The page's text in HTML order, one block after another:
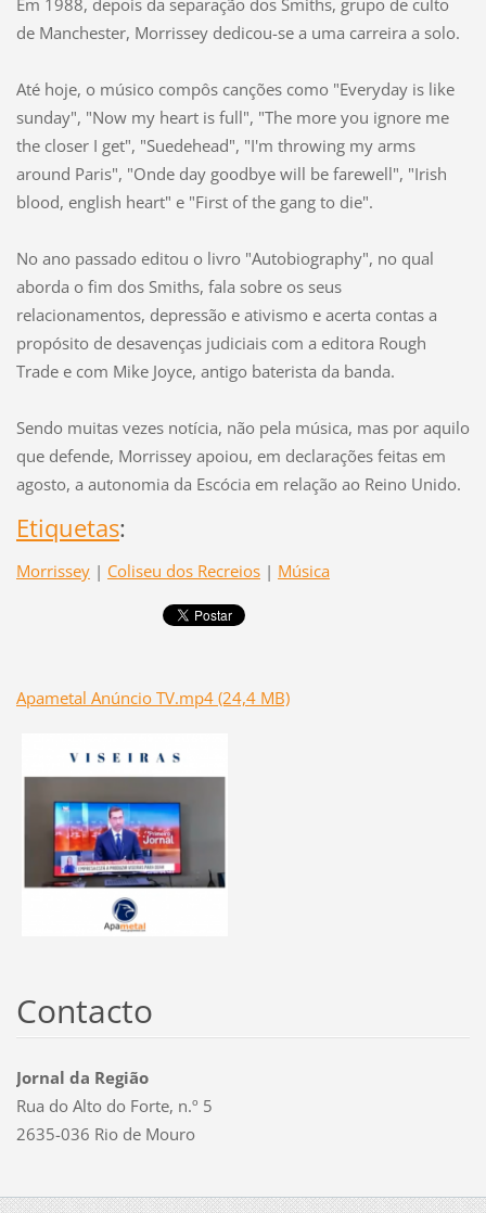
de Manchester, Morrissey dedicou-se a uma carreira a solo.
Até hoje, o músico compôs canções como "Everyday is like
sunday", "Now my heart is full", "The more you ignore me
the closer I get", "Suedehead", "I'm throwing my arms
around Paris", "Onde day goodbye will be farewell", "Irish
blood, english heart" e "First of the gang to die".
No ano passado editou o livro "Autobiography", no qual
aborda o fim dos Smiths, fala sobre os seus
relacionamentos, depressão e ativismo e acerta contas a
propósito de desavenças judiciais com a editora Rough
Trade e com Mike Joyce, antigo baterista da banda.
Sendo muitas vezes notícia, não pela música, mas por aquilo
que defende, Morrissey apoiou, em declarações feitas em
agosto, a autonomia da Escócia em relação ao Reino Unido.
Etiquetas:
Morrissey | Coliseu dos Recreios | Música
Apametal Anúncio TV.mp4 (24,4 MB)
Contacto
Jornal da Região
Rua do Alto do Forte, n.º 5
2635-036 Rio de Mouro